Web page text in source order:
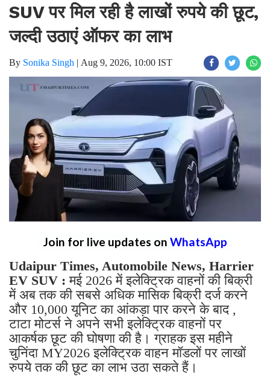
SUV पर मिल रही है लाखों रुपये की छूट,
जल्दी उठाएं ऑफर का लाभ
By Sonika Singh | Aug 9, 2026, 10:00 IST
Join for live updates on WhatsApp
Udaipur Times, Automobile News, Harrier
EV SUV :मई 2026 में इलेक्ट्रिक वाहनों की बिक्री
में अब तक की सबसे अधिक मासिक बिक्री दर्ज करने
और 10,000 यूनिट का आंकड़ा पार करने के बाद ,
टाटा मोटर्स ने अपने सभी इलेक्ट्रिक वाहनों पर
आकर्षक छूट की घोषणा की है। ग्राहक इस महीने
चुनिंदा MY2026 इलेक्ट्रिक वाहन मॉडलों पर लाखों
रुपये तक की छूट का लाभ उठा सकते हैं।